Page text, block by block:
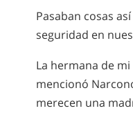
Pasaban cosas
seguridad en
La hermana de
mencionó
merecen una